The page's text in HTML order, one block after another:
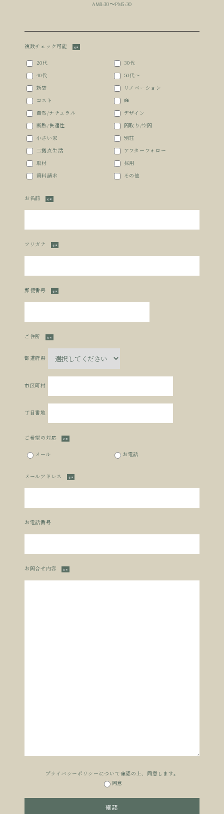
AM8:30〜PM5:30
複数チェック可能 必須
20代
30代
40代
50代～
新築
リノベーション
コスト
庭
自然/ナチュラル
デザイン
断熱/快適性
間取り/空間
小さい家
別荘
二拠点生活
アフターフォロー
取材
採用
資料請求
その他
お名前 必須
フリガナ 必須
郵便番号 必須
ご住所 必須
都道府県
市区町村
丁目番地
ご希望の対応 必須
メール お電話
メールアドレス 必須
お電話番号
お問合せ内容 必須
プライバシーポリシーについて確認の上、同意します。
同意